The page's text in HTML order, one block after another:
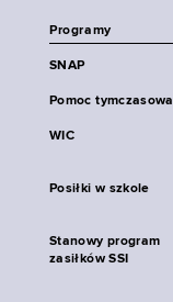
Programy
SNAP
Pomoc tymczasowa
WIC
Posiłki w szkole
Stanowy program
zasiłków SSI